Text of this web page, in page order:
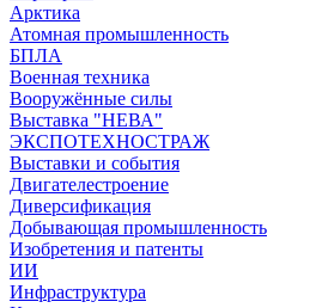
Арктика
Атомная промышленность
БПЛА
Военная техника
Вооружённые силы
Выставка "НЕВА"
ЭКСПОТЕХНОСТРАЖ
Выставки и события
Двигателестроение
Диверсификация
Добывающая промышленность
Изобретения и патенты
ИИ
Инфраструктура